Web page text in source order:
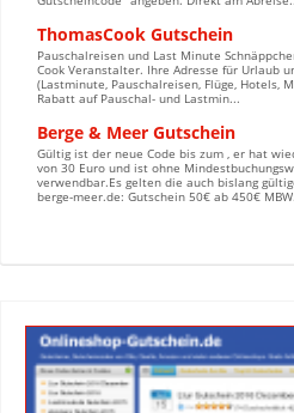
ThomasCook Gutschein
Pauschalreisen und Last Minute
Cook Veranstalter. Ihre Adresse für Urlaub
(Lastminute, Pauschalreisen, Flüge, Hotels,
Rabatt auf Pauschal- und Lastmin...
Berge & Meer Gutschein
Gültig ist der neue Code bis zum , er hat
von 30 Euro und ist ohne
verwendbar.Es gelten die auch bislang
berge-meer.de: Gutschein 50€ ab 450€